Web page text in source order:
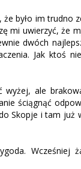
że było im trudno
mi uwierzyć, że
dwóch
Jak ktoś
ale
ściągnąć
Skopje i tam już
Wcześniej